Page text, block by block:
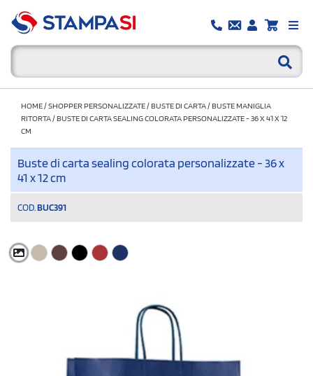
HOME/SHOPPER PERSONALIZZATE/BUSTE DI CARTA/BUSTE MANIGLIA
RITORTA/BUSTE DI CARTA SEALING COLORATA PERSONALIZZATE - 36 X 41 X 12
CM
Buste di carta sealing colorata personalizzate - 36 x
41 x 12 cm
COD. BUC391